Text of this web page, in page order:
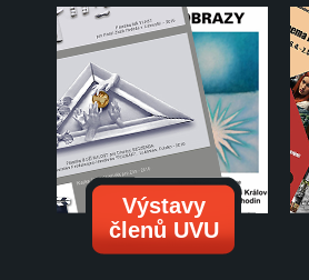
Výstavy
členů UVU